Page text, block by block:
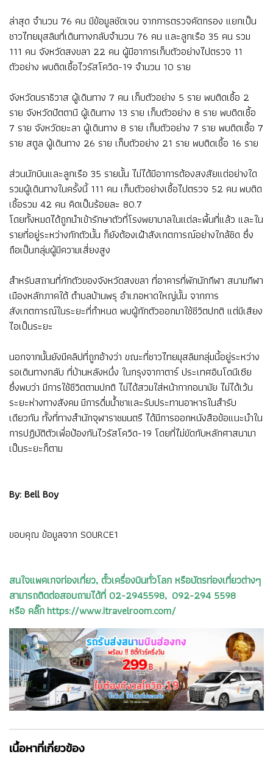
ล่าสุด จำนวน 76 คน มีข้อมูลชัดเจน จากการตรวจคัดกรอง แยกเป็น
ชาวไทยมุสลิมที่เดินทางกลับจำนวน 76 คน และลูกเรือ 35 คน รวม
111 คน จังหวัดสงขลา 22 คน ผู้มีอาการเก็บตัวอย่างไปตรวจ 11
ตัวอย่าง พบติดเชื้อไวรัสโควิด-19 จำนวน 10 ราย
จังหวัดนราธิวาส ผู้เดินทาง 7 คน เก็บตัวอย่าง 5 ราย พบติดเชื้อ 2
ราย จังหวัดปัตตานี ผู้เดินทาง 13 ราย เก็บตัวอย่าง 8 ราย พบติดเชื้อ
7 ราย จังหวัดยะลา ผู้เดินทาง 8 ราย เก็บตัวอย่าง 7 ราย พบติดเชื้อ 7
ราย สตูล ผู้เดินทาง 26 ราย เก็บตัวอย่าง 21 ราย พบติดเชื้อ 16 ราย
ส่วนนักบินและลูกเรือ 35 รายนั้น ไม่ได้มีอาการต้องสงสัยแต่อย่างใด
รวมผู้เดินทางในครั้งนี้ 111 คน เก็บตัวอย่างเชื้อไปตรวจ 52 คน พบติด
เชื้อรวม 42 คน คิดเป็นร้อยละ 80.7
โดยทั้งหมดได้ถูกนำเข้ารักษาตัวที่โรงพยาบาลในแต่ละพื้นที่แล้ว และใน
รายที่อยู่ระหว่างกักตัวนั้น ก็ยังต้องเฝ้าสังเกตการณ์อย่างใกล้ชิด ซึ่ง
ถือเป็นกลุ่มผู้มีความเสี่ยงสูง
สำหรับสถานที่กักตัวของจังหวัดสงขลา ที่อาคารที่พักนักกีฬา สนามกีฬา
เมืองหลักภาคใต้ ตำบลบ้านพรุ อำเภอหาดใหญ่นั้น จากการ
สังเกตการณ์ในระยะที่กำหนด พบผู้กักตัวออกมาใช้ชีวิตปกติ แต่มีเสียง
ไอเป็นระยะ
นอกจากนั้นยังมีคลิปที่ถูกอ้างว่า ขณะที่ชาวไทยมุสลิมกลุ่มนี้อยู่ระหว่าง
รอเดินทางกลับ ที่บ้านหลังหนึ่ง ในกรุงจากาตาร์ ประเทศอินโดนีเซีย
ซึ่งพบว่า มีการใช้ชีวิตตามปกติ ไม่ได้สวมใส่หน้ากากอนามัย ไม่ได้เว้น
ระยะห่างทางสังคม มีการดื่มน้ำชาและรับประทานอาหารในสำรับ
เดียวกัน ทั้งที่ทางสำนักจุฬาราชมนตรี ได้มีการออกหนังสือข้อแนะนำใน
การปฏิบัติตัวเพื่อป้องกันไวรัสโควิด-19 โดยที่ไม่ขัดกับหลักศาสนามา
เป็นระยะก็ตาม
By: Bell Boy
ขอบคุณ ข้อมูลจาก SOURCE1
สนใจแพคเกจท่องเที่ยว, ตั๋วเครื่องบินทั่วโลก หรือบัตรท่องเที่ยวต่างๆ
สามารถติดต่อสอบถามได้ที่ 02-2945598, 092-294 5598
หรือ คลิ๊ก https://www.itravelroom.com/
เนื้อหาที่เกี่ยวข้อง